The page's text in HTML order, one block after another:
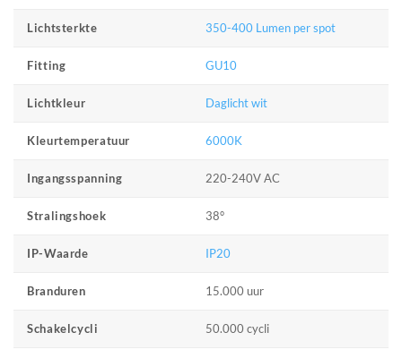
Lichtsterkte 350-400 Lumen per spot
Fitting GU10
Lichtkleur Daglicht wit
Kleurtemperatuur 6000K
Ingangsspanning 220-240V AC
Stralingshoek 38°
IP-Waarde IP20
Branduren 15.000 uur
Schakelcycli 50.000 cycli